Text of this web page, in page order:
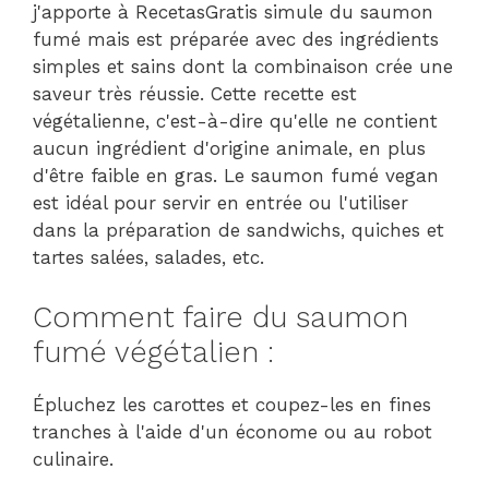
j'apporte à RecetasGratis simule du saumon
fumé mais est préparée avec des ingrédients
simples et sains dont la combinaison crée une
saveur très réussie. Cette recette est
végétalienne, c'est-à-dire qu'elle ne contient
aucun ingrédient d'origine animale, en plus
d'être faible en gras. Le saumon fumé vegan
est idéal pour servir en entrée ou l'utiliser
dans la préparation de sandwichs, quiches et
tartes salées, salades, etc.
Comment faire du saumon
fumé végétalien :
Épluchez les carottes et coupez-les en fines
tranches à l'aide d'un économe ou au robot
culinaire.